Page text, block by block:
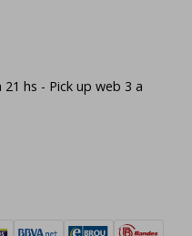
hs - Pick up web 3 a